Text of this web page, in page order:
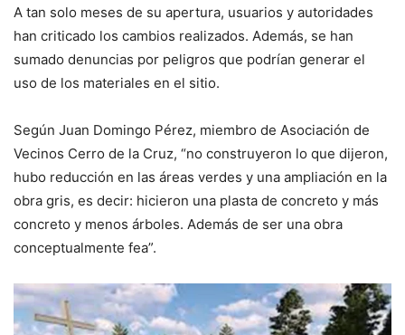
A tan solo meses de su apertura, usuarios y autoridades
han criticado los cambios realizados. Además, se han
sumado denuncias por peligros que podrían generar el
uso de los materiales en el sitio.
Según Juan Domingo Pérez, miembro de Asociación de
Vecinos Cerro de la Cruz, “no construyeron lo que dijeron,
hubo reducción en las áreas verdes y una ampliación en la
obra gris, es decir: hicieron una plasta de concreto y más
concreto y menos árboles. Además de ser una obra
conceptualmente fea”.